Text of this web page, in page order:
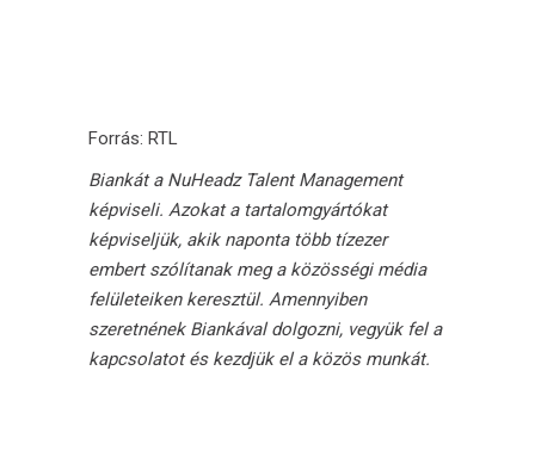
Forrás: RTL
Biankát a NuHeadz Talent Management
képviseli. Azokat a tartalomgyártókat
képviseljük, akik naponta több tízezer
embert szólítanak meg a közösségi média
felületeiken keresztül. Amennyiben
szeretnének Biankával dolgozni, vegyük fel a
kapcsolatot és kezdjük el a közös munkát.